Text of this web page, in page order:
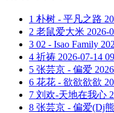
1 朴树 - 平凡之路
2 老鼠爱大米 2026-
3 02 - Isao Family
4 祈祷 2026-07-14
5 张芸京 - 偏爱
6 花花 - 欲欲欲欲
7 刘欢-天地在我心
8 张芸京 - 偏爱(Dj